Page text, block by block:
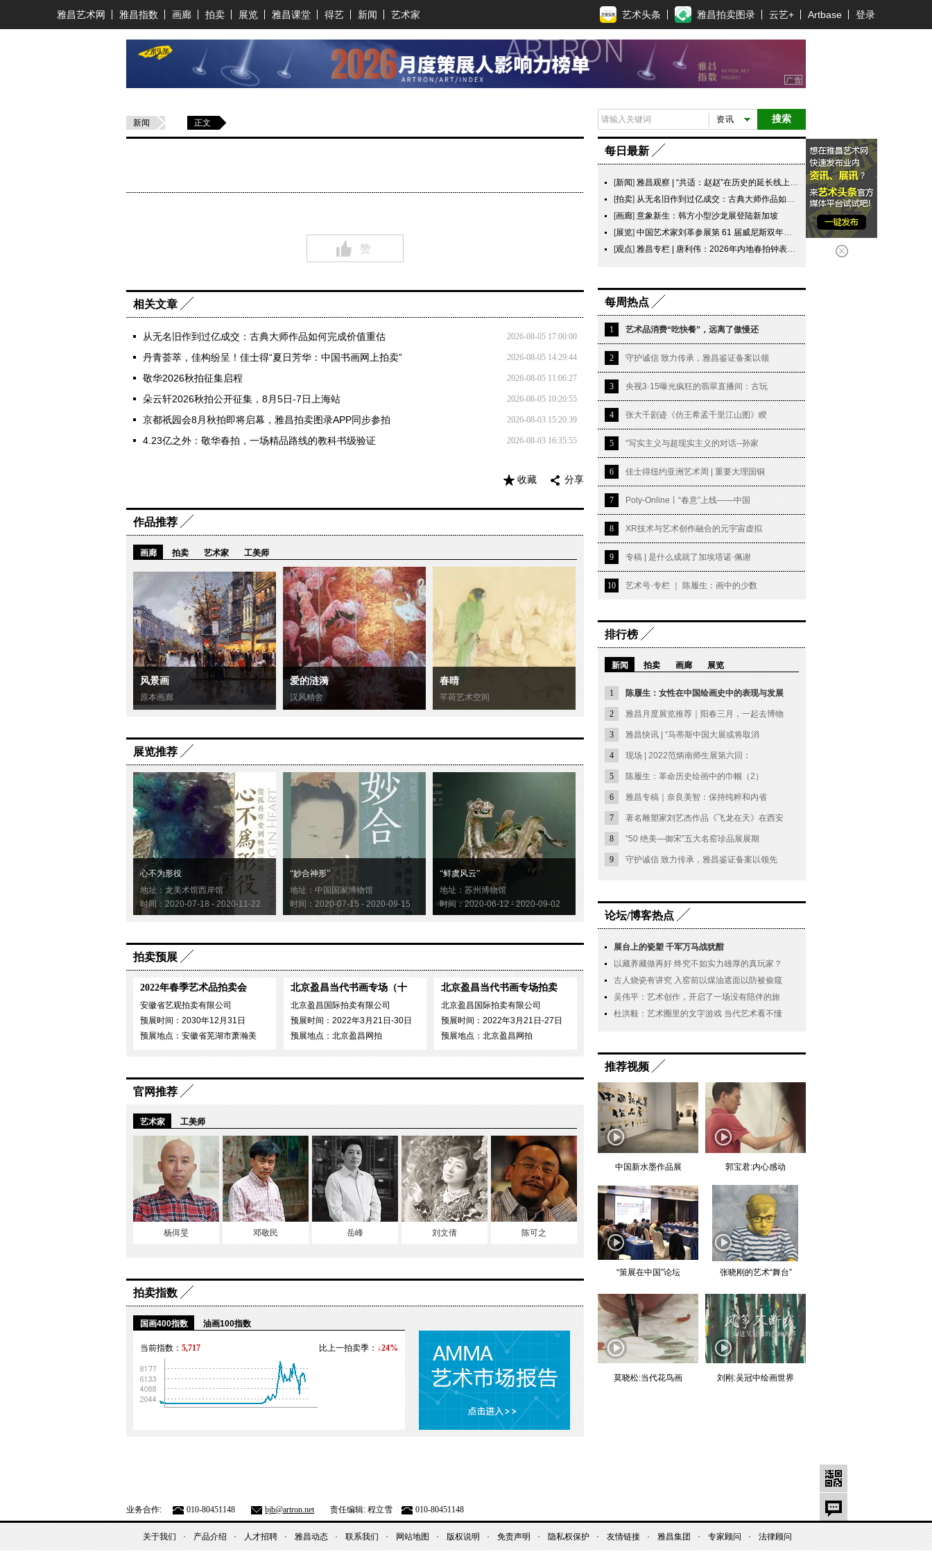
雅昌艺术网 雅昌指数 画廊 拍卖 展览 雅昌课堂 得艺 新闻 艺术家 艺术头条 雅昌拍卖图录 云艺+ Artbase 登录
新闻 正文
赞
相关文章
2026-08-05 17:00:00
从无名旧作到过亿成交：古典大师作品如何完成价值重估
2026-08-05 14:29:44
丹青荟萃，佳构纷呈！佳士得“夏日芳华：中国书画网上拍卖”
2026-08-05 11:06:27
敬华2026秋拍征集启程
2026-08-05 10:20:55
朵云轩2026秋拍公开征集，8月5日-7日上海站
2026-08-03 15:20:39
京都祇园会8月秋拍即将启幕，雅昌拍卖图录APP同步参拍
2026-08-03 16:35:55
4.23亿之外：敬华春拍，一场精品路线的教科书级验证
分享
收藏
作品推荐
画廊 拍卖 艺术家 工美师
风景画
原本画廊
爱的涟漪
汉风精舍
春晴
芊荷艺术空间
展览推荐
心不为形役
地址：龙美术馆西岸馆
时间：2020-07-18 - 2020-11-22
“妙合神形”
地址：中国国家博物馆
时间：2020-07-15 - 2020-09-15
“鲜虞风云”
地址：苏州博物馆
时间：2020-06-12 - 2020-09-02
拍卖预展
2022年春季艺术品拍卖会
安徽省艺观拍卖有限公司
预展时间：2030年12月31日
预展地点：安徽省芜湖市萧瀚美
北京盈昌当代书画专场（十
北京盈昌国际拍卖有限公司
预展时间：2022年3月21日-30日
预展地点：北京盈昌网拍
北京盈昌当代书画专场拍卖
北京盈昌国际拍卖有限公司
预展时间：2022年3月21日-27日
预展地点：北京盈昌网拍
官网推荐
艺术家 工美师
杨佴旻 邓敬民 岳峰 刘文倩 陈可之
拍卖指数
国画400指数 油画100指数
比上一拍卖季： ↓24%
当前指数： 5,717
搜索
资讯
每日最新
[新闻]雅昌观察 | “共适：赵赵”在历史的延长线上，探寻可能
[拍卖]从无名旧作到过亿成交：古典大师作品如何完成价值重估
[画廊]意象新生：韩方小型沙龙展登陆新加坡
[展览]中国艺术家刘革参展第 61 届威尼斯双年展坦桑尼亚国家馆特别项目“日记 #07 此即象征！”
[观点]雅昌专栏 | 唐利伟：2026年内地春拍钟表市场观察 赛道重构、圈层分化与收藏逻辑迭代
每周热点
1 艺术品消费“吃快餐”，远离了傲慢还
2 守护诚信 致力传承，雅昌鉴证备案以领
3 央视3·15曝光疯狂的翡翠直播间：古玩
4 张大千剧迹《仿王希孟千里江山图》睽
5 “写实主义与超现实主义的对话--孙家
6 佳士得纽约亚洲艺术周 | 重要大理国铜
7 Poly-Online丨“春意”上线——中国
8 XR技术与艺术创作融合的元宇宙虚拟
9 专稿 | 是什么成就了加埃塔诺·佩谢
10 艺术号·专栏 ｜ 陈履生：画中的少数
排行榜
新闻 拍卖 画廊 展览
1 陈履生：女性在中国绘画史中的表现与发展
2 雅昌月度展览推荐｜阳春三月，一起去博物
3 雅昌快讯 | “马蒂斯中国大展或将取消
4 现场 | 2022范炳南师生展第六回：
5 陈履生：革命历史绘画中的巾帼（2）
6 雅昌专稿｜奈良美智：保持纯粹和内省
7 著名雕塑家刘艺杰作品《飞龙在天》在西安
8 “50 绝美—御宋”五大名窑珍品展展期
9 守护诚信 致力传承，雅昌鉴证备案以领先
论坛/博客热点
展台上的瓷塑 千军万马战犹酣
以藏养藏做再好 终究不如实力雄厚的真玩家？
古人烧瓷有讲究 入窑前以煤油遮面以防被偷窥
吴伟平：艺术创作，开启了一场没有陪伴的旅
杜洪毅：艺术圈里的文字游戏 当代艺术看不懂
推荐视频
中国新水墨作品展 郭宝君:内心感动
“策展在中国”论坛 张晓刚的艺术“舞台”
莫晓松:当代花鸟画 刘刚:吴冠中绘画世界
业务合作: 010-80451148 bjb@artron.net 责任编辑: 程立雪 010-80451148
关于我们 产品介绍 人才招聘 雅昌动态 联系我们 网站地图 版权说明 免责声明 隐私权保护 友情链接 雅昌集团 专家顾问 法律顾问